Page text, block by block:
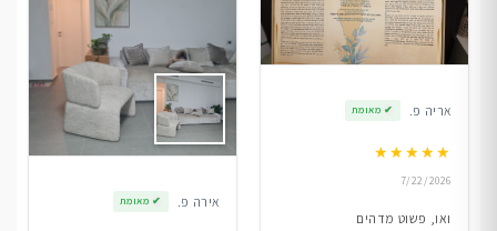
אריה פ. ✔ מאומת
★★★★★
7/22/2026
ואו, פשוט מדהים
אירה פ. ✔ מאומת